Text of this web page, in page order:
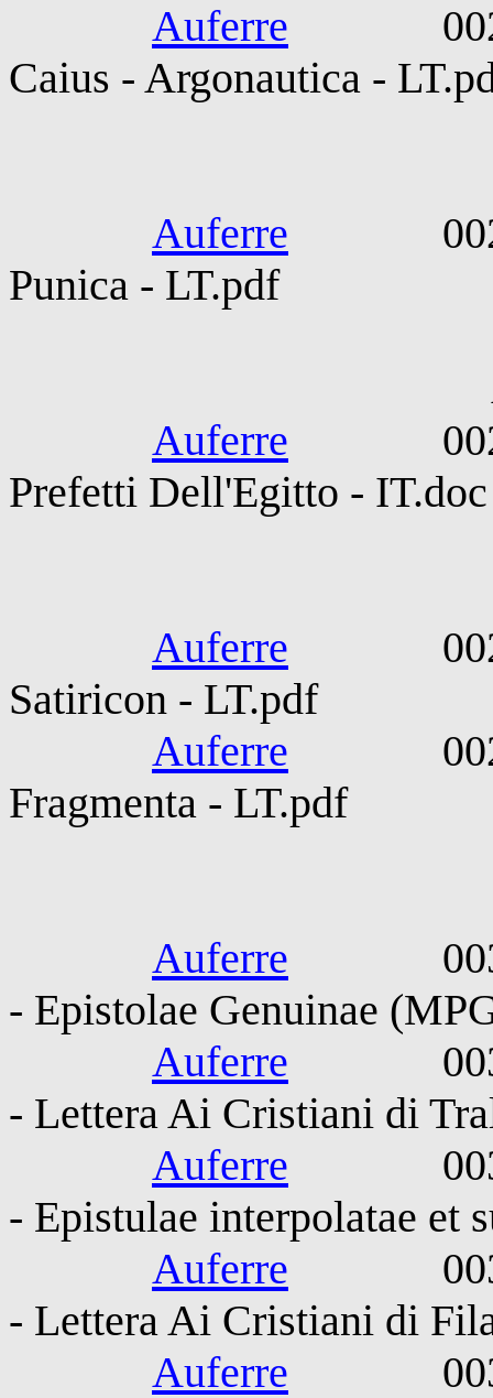
Auferre 0020-
Caius - Argonautica -
Auferre 0025-
Punica - LT.pdf
Auferre 0026-
Prefetti Dell'Egitto - IT.doc
Auferre 0027-
Satiricon - LT.pdf
Auferre 0027-
Fragmenta - LT.pdf
Auferre 0030-
- Epistolae Genuinae
Auferre 0030-
- Lettera Ai Cristiani di
Auferre 0030-
- Epistulae interpolatae et
Auferre 0030-
- Lettera Ai Cristiani di
Auferre 0030-